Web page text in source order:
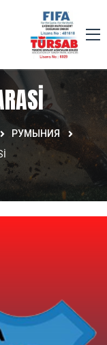
РУМЫНИЯ